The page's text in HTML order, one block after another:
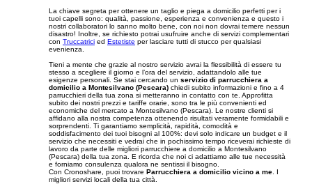
La chiave segreta per ottenere un taglio e piega a domicilio perfetti per i
tuoi capelli sono: qualità, passione, esperienza e convenienza e questo i
nostri collaboratori lo sanno molto bene, con noi non dovrai temere nessun
disastro! Inoltre, se richiesto potrai usufruire anche di servizi complementari
con Truccatrici ed Estetiste per lasciare tutti di stucco per qualsiasi
evenienza.
Tieni a mente che grazie al nostro servizio avrai la flessibilità di essere tu
stesso a scegliere il giorno e l’ora del servizio, adattandolo alle tue
esigenze personali. Se stai cercando un servizio di parrucchiera a
domicilio a Montesilvano (Pescara) chiedi subito informazioni e fino a 4
parrucchieri della tua zona si metteranno in contatto con te. Approfitta
subito dei nostri prezzi e tariffe orarie, sono tra le più convenienti ed
economiche del mercato a Montesilvano (Pescara). Le nostre clienti si
affidano alla nostra competenza ottenendo risultati veramente formidabili e
sorprendenti. Ti garantiamo semplicità, rapidità, comodità e
soddisfacimento dei tuoi bisogni al 100%: devi solo indicare un budget e il
servizio che necessiti e vedrai che in pochissimo tempo riceverai richieste di
lavoro da parte delle migliori parrucchiere a domicilio a Montesilvano
(Pescara) della tua zona. E ricorda che noi ci adattiamo alle tue necessità
e forniamo consulenza qualora ne sentissi il bisogno.
Con Cronoshare, puoi trovare Parrucchiera a domicilio vicino a me . I
migliori servizi locali della tua città.